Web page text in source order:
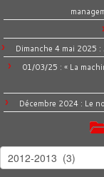
Dimanche 4 mai 2025
01/03/25 : « La
Décembre 2024 : Le
Aide
à